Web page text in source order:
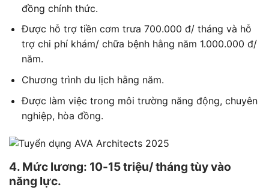
đồng chính thức.
Được hỗ trợ tiền cơm trưa 700.000 đ/ tháng và hỗ
trợ chi phí khám/ chữa bệnh hằng năm 1.000.000 đ/
năm.
Chương trình du lịch hằng năm.
Được làm việc trong môi trường năng động, chuyên
nghiệp, hòa đồng.
4. Mức lương: 10-15 triệu/ tháng tùy vào
năng lực.